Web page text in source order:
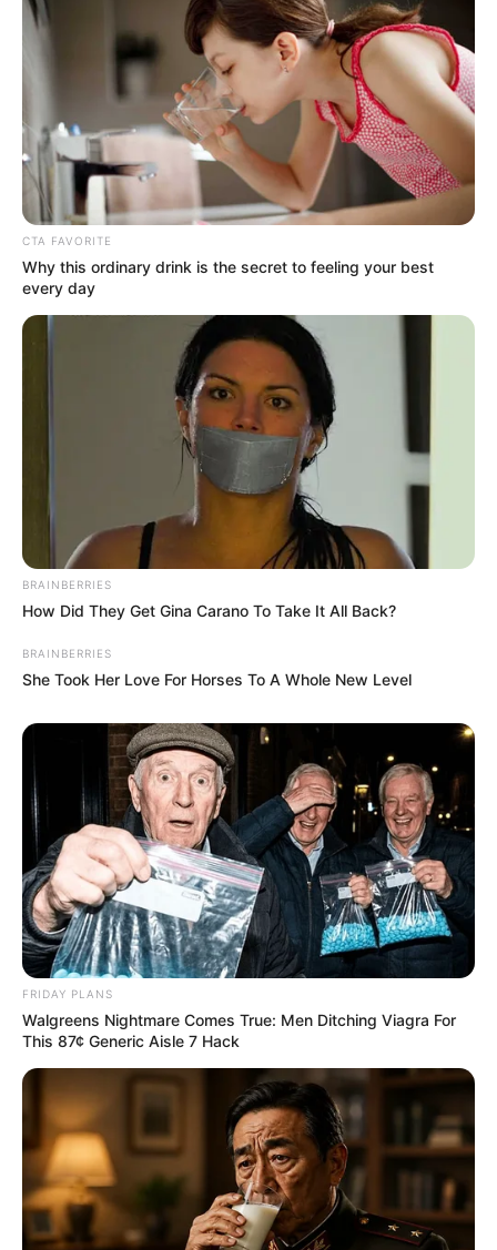
CTA FAVORITE
Why this ordinary drink is the secret to feeling your best
every day
BRAINBERRIES
How Did They Get Gina Carano To Take It All Back?
BRAINBERRIES
She Took Her Love For Horses To A Whole New Level
FRIDAY PLANS
Walgreens Nightmare Comes True: Men Ditching Viagra For
This 87¢ Generic Aisle 7 Hack